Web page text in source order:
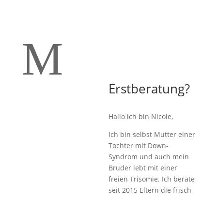
M
Erstberatung?
Hallo ich bin Nicole,
Ich bin selbst Mutter einer
Tochter mit Down-
Syndrom und auch mein
Bruder lebt mit einer
freien Trisomie. Ich berate
seit 2015 Eltern die frisch